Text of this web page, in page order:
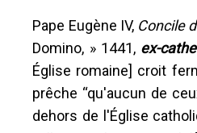
Pape Eugène IV, Concile
Domino, » 1441, ex-
Église romaine] croit
prêche “qu'aucun de
dehors de l'Église